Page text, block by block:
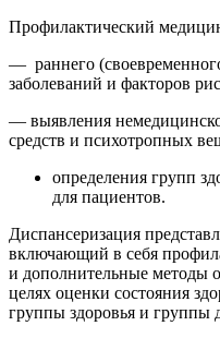
Профилактический
— раннего
заболеваний и факторов
— выявления
средств и психотропных
определения групп
для пациентов.
Диспансеризация
включающий в себя
и дополнительные методы
целях оценки состояния
группы здоровья и группы